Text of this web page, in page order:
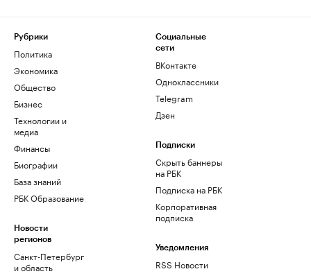
Рубрики
Политика
Экономика
Общество
Бизнес
Технологии и
медиа
Финансы
Биографии
База знаний
РБК Образование
Новости
регионов
Санкт-Петербург
и область
Социальные
сети
ВКонтакте
Одноклассники
Telegram
Дзен
Подписки
Скрыть баннеры
на РБК
Подписка на РБК
Корпоративная
подписка
Уведомления
RSS Новости